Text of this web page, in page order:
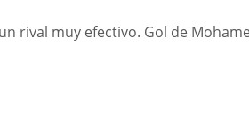
rival muy efectivo. Gol de